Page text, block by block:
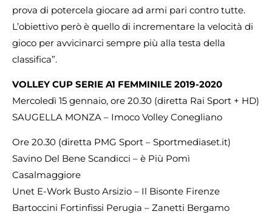
prova di potercela giocare ad armi pari contro tutte.
L’obiettivo però è quello di incrementare la velocità di
gioco per avvicinarci sempre più alla testa della
classifica”.
VOLLEY CUP SERIE A1 FEMMINILE 2019-2020
Mercoledì 15 gennaio, ore 20.30 (diretta Rai Sport + HD)
SAUGELLA MONZA – Imoco Volley Conegliano
Ore 20.30 (diretta PMG Sport – Sportmediaset.it)
Savino Del Bene Scandicci – è Più Pomì
Casalmaggiore
Unet E-Work Busto Arsizio – Il Bisonte Firenze
Bartoccini Fortinfissi Perugia – Zanetti Bergamo